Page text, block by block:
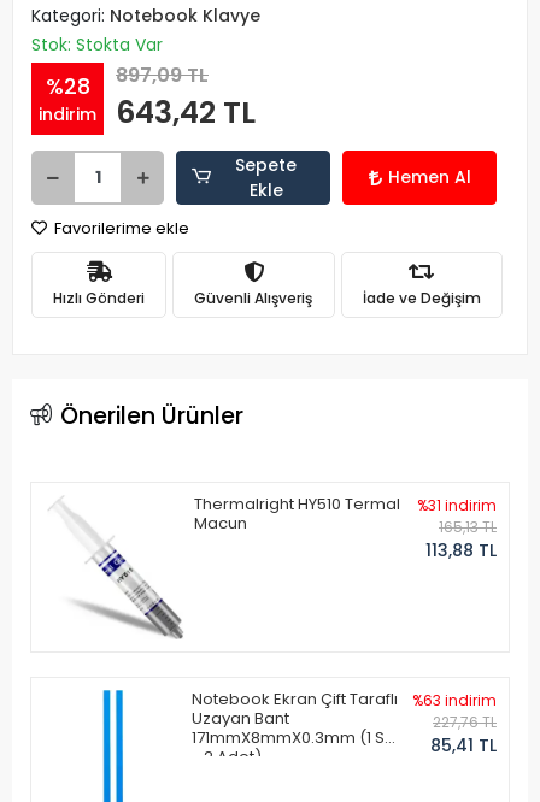
Kategori: Notebook Klavye
Stok: Stokta Var
%28
indirim
897,09 TL
643,42 TL
Sepete
Ekle
Hemen Al
Favorilerime ekle
Hızlı Gönderi Güvenli Alışveriş İade ve Değişim
Önerilen Ürünler
Thermalright HY510 Termal
Macun
%31 indirim
165,13 TL
113,88 TL
Notebook Ekran Çift Taraflı
Uzayan Bant
171mmX8mmX0.3mm (1 Set
- 2 Adet)
%63 indirim
227,76 TL
85,41 TL